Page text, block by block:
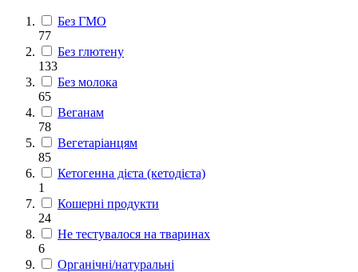
Без ГМО
77
Без глютену
133
Без молока
65
Веганам
78
Вегетаріанцям
85
Кетогенна дієта (кетодієта)
1
Кошерні продукти
24
Не тестувалося на тваринах
6
Органічні/натуральні